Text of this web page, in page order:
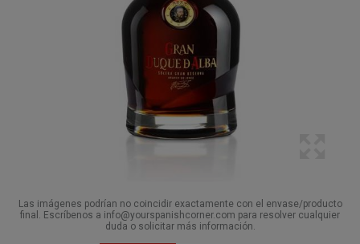
Las imágenes podrían no coincidir exactamente con el envase/producto
final. Escríbenos a info@yourspanishcorner.com para resolver cualquier
duda o solicitar más información.